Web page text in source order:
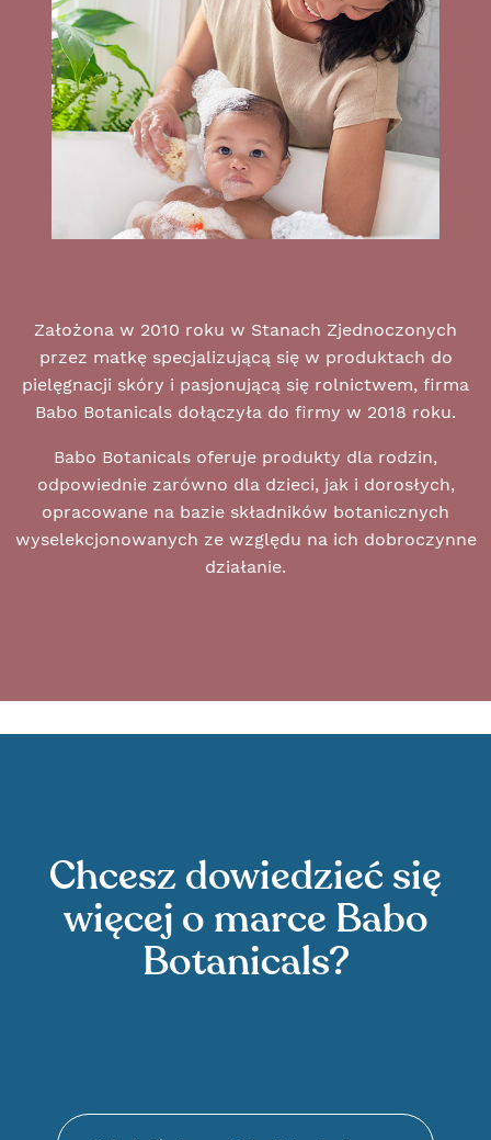
Założona w 2010 roku w Stanach Zjednoczonych
przez matkę specjalizującą się w produktach do
pielęgnacji skóry i pasjonującą się rolnictwem, firma
Babo Botanicals dołączyła do firmy w 2018 roku.
Babo Botanicals oferuje produkty dla rodzin,
odpowiednie zarówno dla dzieci, jak i dorosłych,
opracowane na bazie składników botanicznych
wyselekcjonowanych ze względu na ich dobroczynne
działanie.
Chcesz dowiedzieć się
więcej o marce Babo
Botanicals?